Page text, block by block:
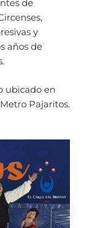
de
y
años de
ubicado en
Pajaritos.